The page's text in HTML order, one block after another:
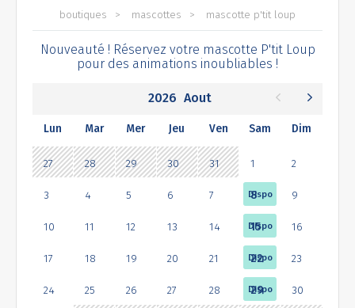
boutiques mascottes mascotte p'tit loup
Nouveauté ! Réservez votre mascotte P'tit Loup
pour des animations inoubliables !
2026 Aout
Lun Mar Mer Jeu Ven Sam Dim
27 28 29 30 31 1 2
3 4 5 6 7 8 9
10 11 12 13 14 15 16
17 18 19 20 21 22 23
24 25 26 27 28 29 30